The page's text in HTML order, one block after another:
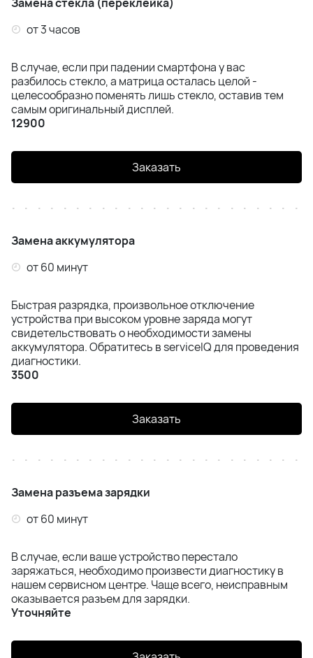
Samsung S20 (G980)
Samsung S20 Ultra (G988)
Samsung S20 FE (G780)
Samsung S21 Ultra (G998B)
Samsung S22 (S901)
Samsung S22 Plus (S906B)
Samsung S22 Ultra (S908B)
Samsung S23 (S911)
Samsung S23 Plus (S916)
Samsung S23 Ultra (S918)
Samsung S24 Ultra (S928)
Samsung S25 (S931)
Samsung S25 Plus (S936)
Samsung S25 Ultra (S938)
от 3 часов
В случае, если при падении смартфона у вас
разбилось стекло, а матрица осталась целой -
целесообразно поменять лишь стекло, оставив тем
самым оригинальный дисплей.
12900
Заказать
Замена аккумулятора
от 60 минут
Быстрая разрядка, произвольное отключение
устройства при высоком уровне заряда могут
свидетельствовать о необходимости замены
аккумулятора. Обратитесь в serviceIQ для проведения
диагностики.
3500
Заказать
Замена разъема зарядки
от 60 минут
В случае, если ваше устройство перестало
заряжаться, необходимо произвести диагностику в
нашем сервисном центре. Чаще всего, неисправным
оказывается разъем для зарядки.
Уточняйте